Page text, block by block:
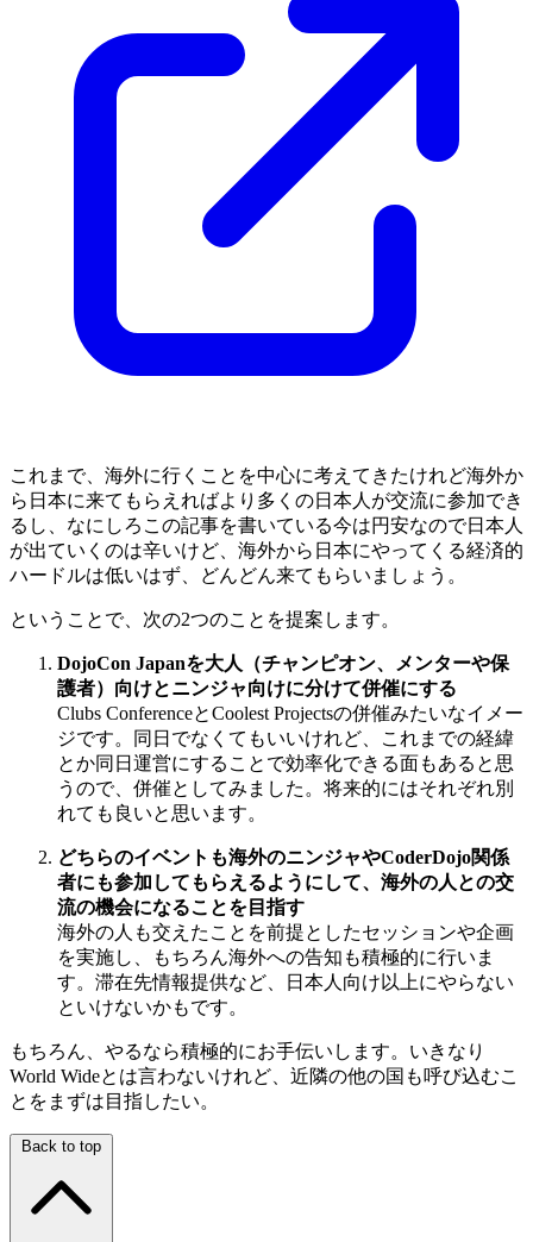
これまで、海外に行くことを中心に考えてきたけれど海外か
ら日本に来てもらえればより多くの日本人が交流に参加でき
るし、なにしろこの記事を書いている今は円安なので日本人
が出ていくのは辛いけど、海外から日本にやってくる経済的
ハードルは低いはず、どんどん来てもらいましょう。
ということで、次の2つのことを提案します。
DojoCon Japanを大人（チャンピオン、メンターや保
護者）向けとニンジャ向けに分けて併催にする
Clubs ConferenceとCoolest Projectsの併催みたいなイメー
ジです。同日でなくてもいいけれど、これまでの経緯
とか同日運営にすることで効率化できる面もあると思
うので、併催としてみました。将来的にはそれぞれ別
れても良いと思います。
どちらのイベントも海外のニンジャやCoderDojo関係
者にも参加してもらえるようにして、海外の人との交
流の機会になることを目指す
海外の人も交えたことを前提としたセッションや企画
を実施し、もちろん海外への告知も積極的に行いま
す。滞在先情報提供など、日本人向け以上にやらない
といけないかもです。
もちろん、やるなら積極的にお手伝いします。いきなり
World Wideとは言わないけれど、近隣の他の国も呼び込むこ
とをまずは目指したい。
Back to top